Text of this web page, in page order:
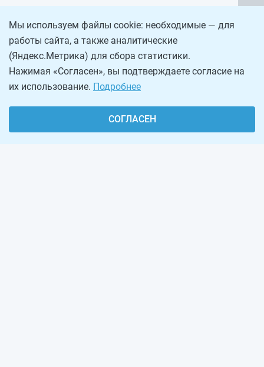
Мы используем файлы cookie: необходимые — для
работы сайта, а также аналитические
(Яндекс.Метрика) для сбора статистики.
Нажимая «Согласен», вы подтверждаете согласие на
их использование. Подробнее
СОГЛАСЕН